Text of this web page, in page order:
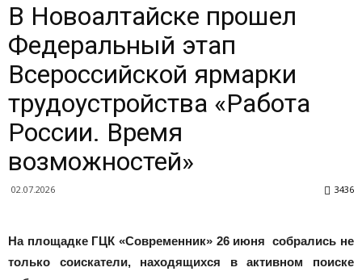
В Новоалтайске прошел
Федеральный этап
Всероссийской ярмарки
трудоустройства «Работа
России. Время
возможностей»
02.07.2026 3436
На площадке ГЦК «Современник» 26 июня собрались не
только соискатели, находящихся в активном поиске